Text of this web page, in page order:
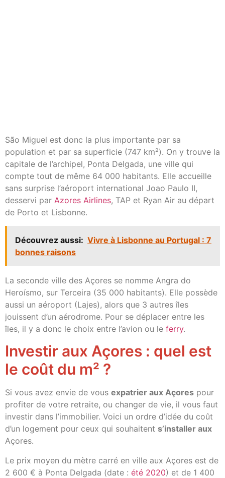
São Miguel est donc la plus importante par sa
population et par sa superficie (747 km²). On y trouve la
capitale de l’archipel, Ponta Delgada, une ville qui
compte tout de même 64 000 habitants. Elle accueille
sans surprise l’aéroport international Joao Paulo II,
desservi par Azores Airlines, TAP et Ryan Air au départ
de Porto et Lisbonne.
Découvrez aussi: Vivre à Lisbonne au Portugal : 7
bonnes raisons
La seconde ville des Açores se nomme Angra do
Heroísmo, sur Terceira (35 000 habitants). Elle possède
aussi un aéroport (Lajes), alors que 3 autres îles
jouissent d’un aérodrome. Pour se déplacer entre les
îles, il y a donc le choix entre l’avion ou le ferry.
Investir aux Açores : quel est
le coût du m² ?
Si vous avez envie de vous expatrier aux Açores pour
profiter de votre retraite, ou changer de vie, il vous faut
investir dans l’immobilier. Voici un ordre d’idée du coût
d’un logement pour ceux qui souhaitent s’installer aux
Açores.
Le prix moyen du mètre carré en ville aux Açores est de
2 600 € à Ponta Delgada (date : été 2020) et de 1 400